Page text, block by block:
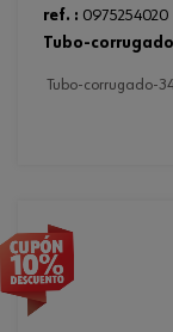
ref. : 0975254020
tubo-
tubo-corrugado-